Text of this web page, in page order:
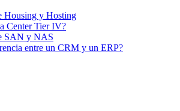
Housing y Hosting
Center Tier IV?
SAN y NAS
entre un CRM y un ERP?